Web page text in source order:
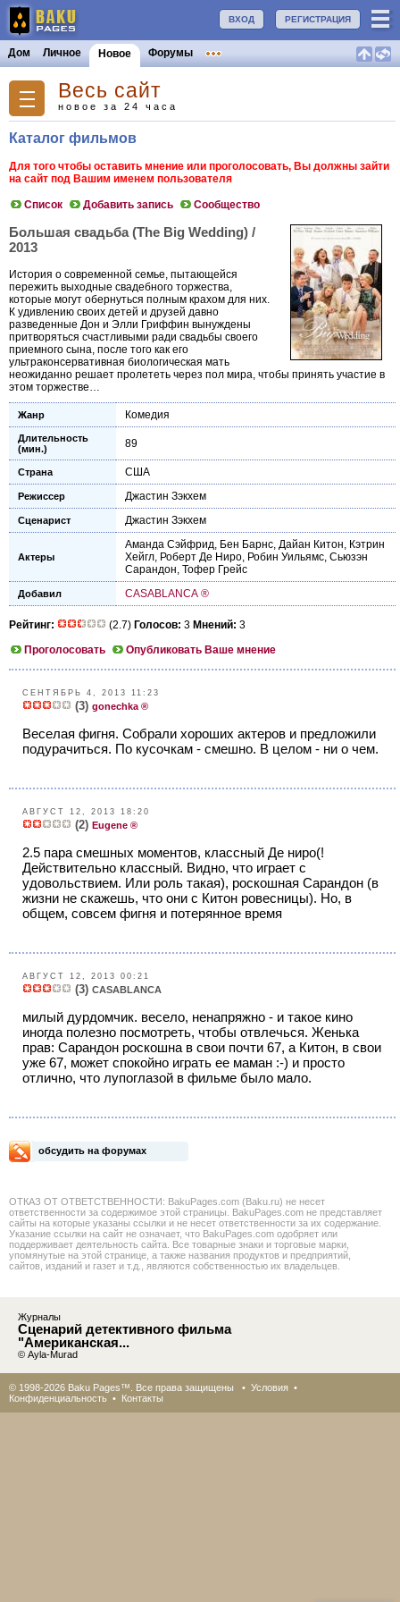
РЕГИСТРАЦИЯ
ВХОД
Дом Личное Новое Форумы
Весь сайт
новое за 24 часа
Каталог фильмов
Для того чтобы оставить мнение или проголосовать, Вы должны зайти
на сайт под Вашим именем пользователя
Список Добавить запись Сообщество
Большая свадьба (The Big Wedding) /
2013
История о современной семье, пытающейся
пережить выходные свадебного торжества,
которые могут обернуться полным крахом для них.
К удивлению своих детей и друзей давно
разведенные Дон и Элли Гриффин вынуждены
притворяться счастливыми ради свадьбы своего
приемного сына, после того как его
ультраконсервативная биологическая мать
неожиданно решает пролететь через пол мира, чтобы принять участие в
этом торжестве…
Жанр Комедия
Длительность
(мин.)
89
Страна США
Режиссер Джастин Зэкхем
Сценарист Джастин Зэкхем
Актеры
Аманда Сэйфрид, Бен Барнс, Дайан Китон, Кэтрин
Хейгл, Роберт Де Ниро, Робин Уильямс, Сьюзэн
Сарандон, Тофер Грейс
Добавил CASABLANCA ®
Рейтинг: (2.7) Голосов: 3 Мнений: 3
Проголосовать
Опубликовать Ваше мнение
СЕНТЯБРЬ 4, 2013 11:23
(3) gonechka ®
Веселая фигня. Собрали хороших актеров и предложили
подурачиться. По кусочкам - смешно. В целом - ни о чем.
АВГУСТ 12, 2013 18:20
(2) Eugene ®
2.5 пара смешных моментов, классный Де ниро(!
Действительно классный. Видно, что играет с
удовольствием. Или роль такая), роскошная Сарандон (в
жизни не скажешь, что они с Китон ровесницы). Но, в
общем, совсем фигня и потерянное время
АВГУСТ 12, 2013 00:21
(3) CASABLANCA
милый дурдомчик. весело, ненапряжно - и такое кино
иногда полезно посмотреть, чтобы отвлечься. Женька
прав: Сарандон роскошна в свои почти 67, а Китон, в свои
уже 67, может спокойно играть ее маман :-) и просто
отлично, что лупоглазой в фильме было мало.
обсудить на форумах
ОТКАЗ ОТ ОТВЕТСТВЕННОСТИ: BakuPages.com (Baku.ru) не несет
ответственности за содержимое этой страницы. BakuPages.com не представляет
сайты на которые указаны ссылки и не несет ответственности за их содержание.
Указание ссылки на сайт не означает, что BakuPages.com одобряет или
поддерживает деятельность сайта. Все товарные знаки и торговые марки,
упомянутые на этой странице, а также названия продуктов и предприятий,
сайтов, изданий и газет и т.д., являются собственностью их владельцев.
Журналы
Сценарий детективного фильма
"Американская...
© Ayla-Murad
© 1998-2026 Baku Pages™. Все права защищены • Условия •
Конфиденциальность • Контакты